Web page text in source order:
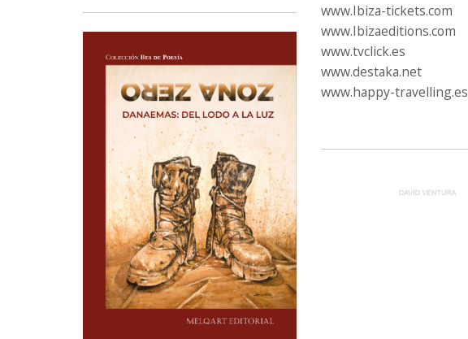
www.Ibiza-tickets.com
www.Ibizaeditions.com
www.tvclick.es
www.destaka.net
www.happy-travelling.es